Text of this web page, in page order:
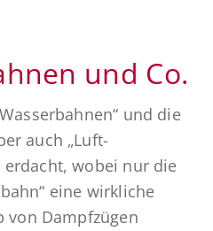
und Co.
und die
auch „Luft-
wobei nur die
eine wirkliche
von Dampfzügen